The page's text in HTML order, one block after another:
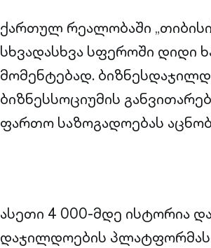
ქართულ რეალობაში
სხვადასხვა სფეროში დიდი
მომენტებად.
ბიზნესსოციუმის
ფართო საზოგადოებას
ასეთი 4 000-მდე ისტორია
დაჯილდოების